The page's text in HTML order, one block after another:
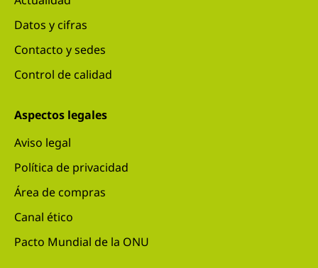
Datos y cifras
Contacto y sedes
Control de calidad
Aspectos legales
Aviso legal
Política de privacidad
Área de compras
Canal ético
Pacto Mundial de la ONU